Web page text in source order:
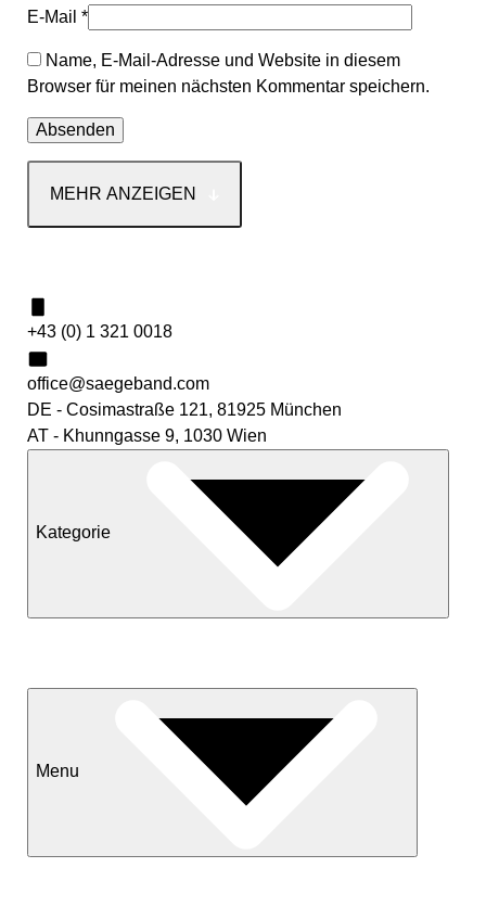
E-Mail *
Name, E-Mail-Adresse und Website in diesem
Browser für meinen nächsten Kommentar speichern.
MEHR ANZEIGEN
+43 (0) 1 321 0018
office@saegeband.com
DE - Cosimastraße 121, 81925 München
AT - Khunngasse 9, 1030 Wien
Kategorie
Menu